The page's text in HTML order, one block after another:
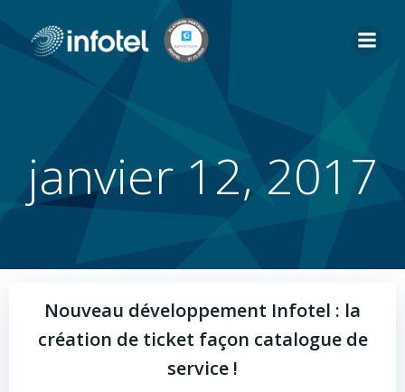
au
contenu
janvier 12, 2017
Nouveau développement Infotel : la
création de ticket façon catalogue de
service !